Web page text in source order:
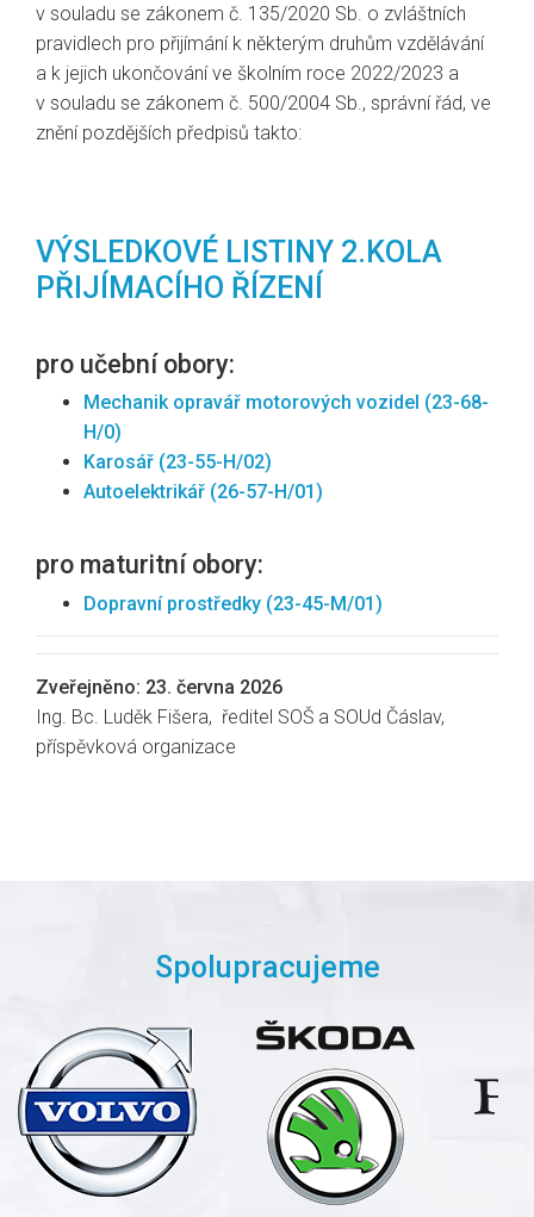
v souladu se zákonem č. 135/2020 Sb. o zvláštních
pravidlech pro přijímání k některým druhům vzdělávání
a k jejich ukončování ve školním roce 2022/2023 a
v souladu se zákonem č. 500/2004 Sb., správní řád, ve
znění pozdějších předpisů takto:
VÝSLEDKOVÉ LISTINY 2.KOLA
PŘIJÍMACÍHO ŘÍZENÍ
pro učební obory:
Mechanik opravář motorových vozidel (23-68-
H/0)
Karosář (23-55-H/02)
Autoelektrikář (26-57-H/01)
pro maturitní obory:
Dopravní prostředky (23-45-M/01)
Zveřejněno: 23. června 2026
Ing. Bc. Luděk Fišera, ředitel SOŠ a SOUd Čáslav,
příspěvková organizace
Spolupracujeme